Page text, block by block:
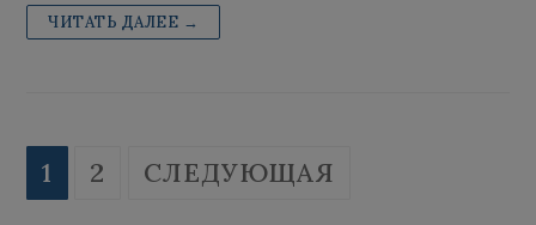
ЧИТАТЬ ДАЛЕЕ →
Пагинация
1 2 СЛЕДУЮЩАЯ